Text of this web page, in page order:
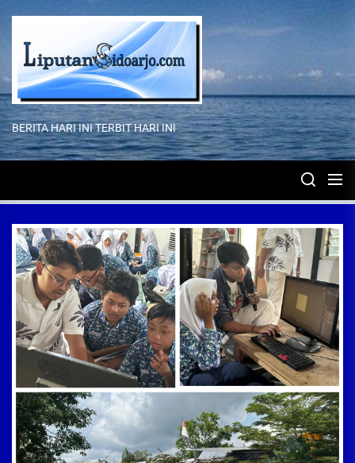
content
BERITA HARI INI TERBIT HARI INI